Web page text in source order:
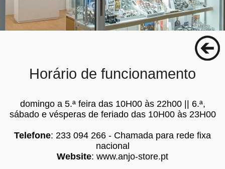
Horário de funcionamento
domingo a 5.ª feira das 10H00 às 22h00 || 6.ª,
sábado e vésperas de feriado das 10H00 às 23H00
Telefone: 233 094 266 - Chamada para rede fixa
nacional
Website: www.anjo-store.pt